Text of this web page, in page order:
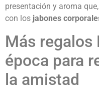
presentación y aroma
con los jabones
Más regalos
época para
la amistad